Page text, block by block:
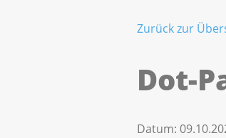
Zurück zur
Dot-
Datum: